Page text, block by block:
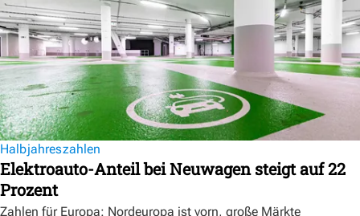
Halbjahreszahlen
Elektroauto-Anteil bei Neuwagen steigt auf 22
Prozent
Zahlen für Europa: Nordeuropa ist vorn, große Märkte